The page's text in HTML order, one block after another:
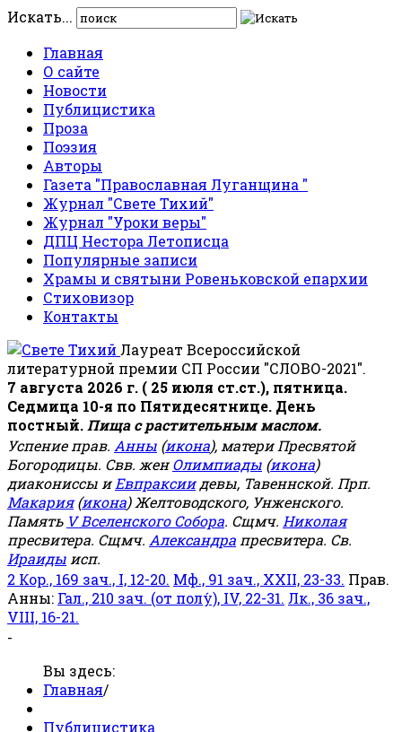
Искать...
Главная
О сайте
Новости
Публицистика
Проза
Поэзия
Авторы
Газета "Православная Луганщина "
Журнал "Свете Тихий"
Журнал "Уроки веры"
ДПЦ Нестора Летописца
Популярные записи
Храмы и святыни Ровеньковской епархии
Стиховизор
Контакты
Лауреат Всероссийской
литературной премии СП России "СЛОВО-2021".
7 августа 2026 г. ( 25 июля ст.ст.), пятница.
Седмица 10-я по Пятидесятнице. День
постный. Пища с растительным маслом.
Успение прав. Анны (икона), матери Пресвятой
Богородицы. Свв. женОлимпиады (икона)
диакониссы иЕвпраксиидевы, Тавеннской. Прп.
Макария(икона) Желтоводского, Унженского.
Память V Вселенского Собора. Сщмч. Николая
пресвитера. Сщмч. Александра пресвитера. Св.
Ираиды исп.
2 Кор., 169 зач., I, 12-20. Мф., 91 зач., XXII, 23-33. Прав.
Анны: Гал., 210 зач. (от полу́), IV, 22-31. Лк., 36 зач.,
VIII, 16-21.
-
Вы здесь:
Главная/
Публицистика